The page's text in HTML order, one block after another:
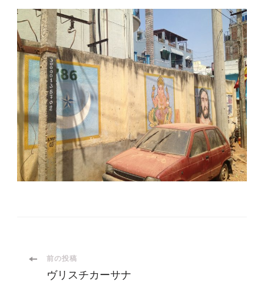
投
前の投稿
ヴリスチカーサナ